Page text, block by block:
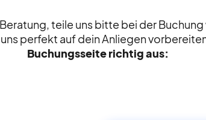
teile uns bitte bei der
perfekt auf dein Anliegen
Buchungsseite richtig aus: